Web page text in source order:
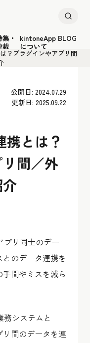
・
載
kintoneApp BLOG
について
？プラグインやアプリ間
公開日: 2024.07.29
更新日: 2025.09.22
携とは？
間／外
プリ同士のデー
のデータ連携を
間やミスを減ら
システムと
間のデータを連